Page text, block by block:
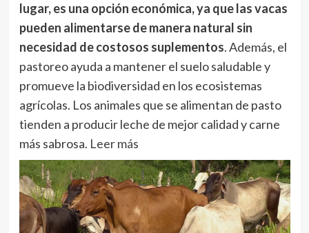
lugar, es una opción económica, ya que las vacas
pueden alimentarse de manera natural sin
necesidad de costosos suplementos. Además, el
pastoreo ayuda a mantener el suelo saludable y
promueve la biodiversidad en los ecosistemas
agrícolas. Los animales que se alimentan de pasto
tienden a producir leche de mejor calidad y carne
más sabrosa. Leer más